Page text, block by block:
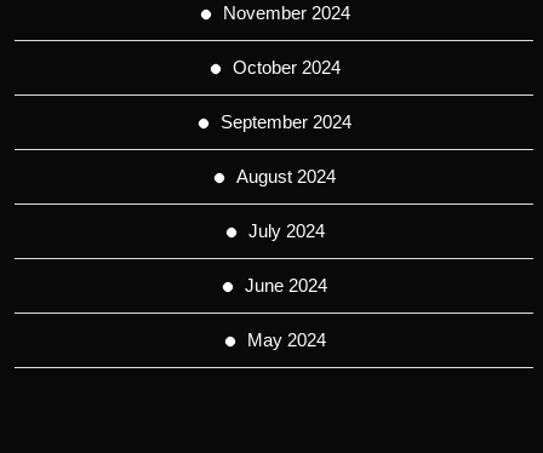
November 2024
October 2024
September 2024
August 2024
July 2024
June 2024
May 2024